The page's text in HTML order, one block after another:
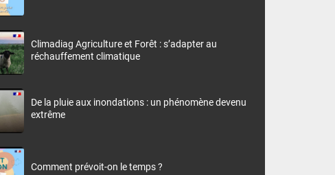
Climadiag Agriculture et Forêt : s’adapter au
réchauffement climatique
De la pluie aux inondations : un phénomène devenu
extrême
Comment prévoit-on le temps ?